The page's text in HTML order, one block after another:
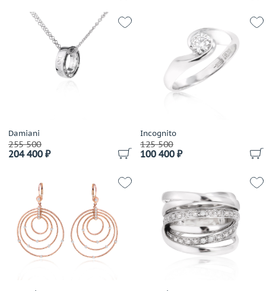
Leo Wittwer
Lidion
Lobortas
Lykov`s Jewellery
Magerit
Mangiarotti
Marco Bicego
Marina Bulgari
Mario Panelli
Maskada
Damiani
255 500
204 400 ₽
Incognito
125 500
100 400 ₽